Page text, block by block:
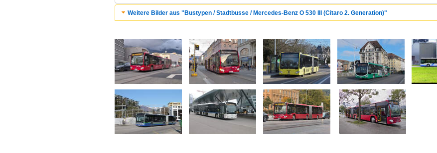
Weitere Bilder aus "Bustypen / Stadtbusse / Mercedes-Benz O 530 III (Citaro 2. Generation)"